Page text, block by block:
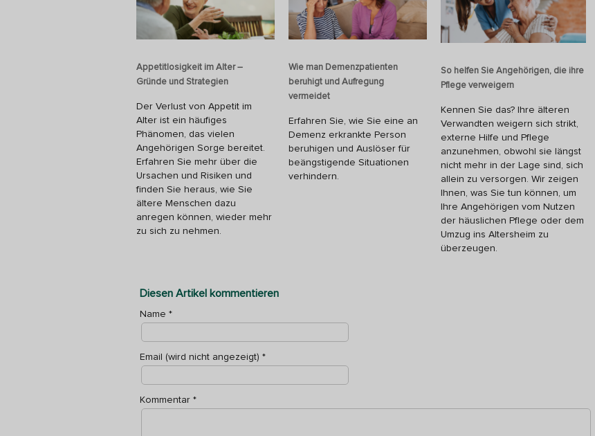
Appetitlosigkeit im Alter –
Gründe und Strategien
Der Verlust von Appetit im
Alter ist ein häufiges
Phänomen, das vielen
Angehörigen Sorge bereitet.
Erfahren Sie mehr über die
Ursachen und Risiken und
finden Sie heraus, wie Sie
ältere Menschen dazu
anregen können, wieder mehr
zu sich zu nehmen.
Wie man Demenzpatienten
beruhigt und Aufregung
vermeidet
Erfahren Sie, wie Sie eine an
Demenz erkrankte Person
beruhigen und Auslöser für
beängstigende Situationen
verhindern.
So helfen Sie Angehörigen, die ihre
Pflege verweigern
Kennen Sie das? Ihre älteren
Verwandten weigern sich strikt,
externe Hilfe und Pflege
anzunehmen, obwohl sie längst
nicht mehr in der Lage sind, sich
allein zu versorgen. Wir zeigen
Ihnen, was Sie tun können, um
Ihre Angehörigen vom Nutzen
der häuslichen Pflege oder dem
Umzug ins Altersheim zu
überzeugen.
Diesen Artikel kommentieren
Name *
Email (wird nicht angezeigt) *
Kommentar *